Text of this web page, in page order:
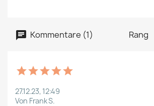
Kommentare (1) Rang
27.12.23, 12:49
Von Frank S.